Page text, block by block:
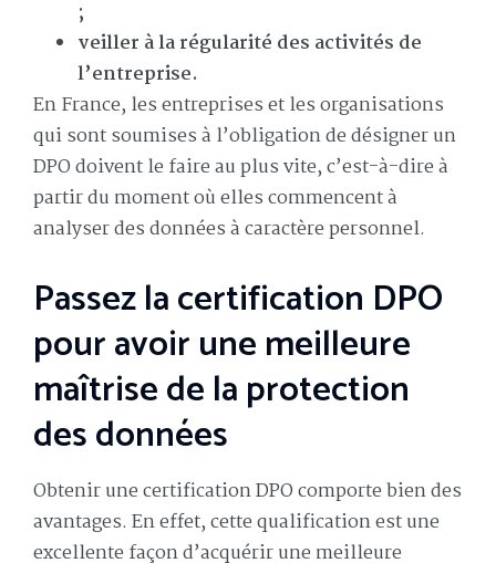
;
veiller à la régularité des activités de
l’entreprise.
En France, les entreprises et les organisations
qui sont soumises à l’obligation de désigner un
DPO doivent le faire au plus vite, c’est-à-dire à
partir du moment où elles commencent à
analyser des données à caractère personnel.
Passez la certification DPO
pour avoir une meilleure
maîtrise de la protection
des données
Obtenir une certification DPO comporte bien des
avantages. En effet, cette qualification est une
excellente façon d’acquérir une meilleure